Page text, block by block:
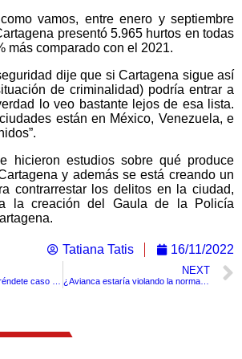
vamos, entre enero y septiembre
presentó 5.965 hurtos en todas
más comparado con el 2021.
dije que si Cartagena sigue así
de criminalidad) podría entrar a
lo veo bastante lejos de esa lista.
están en México, Venezuela, e
hicieron estudios sobre qué produce
y además se está creando un
contrarrestar los delitos en la ciudad,
la creación del Gaula de la Policía
Tatiana Tatis 16/11/2022
NEXT
¿Avianca estaría violando la normatividad del uso de datos en su app?